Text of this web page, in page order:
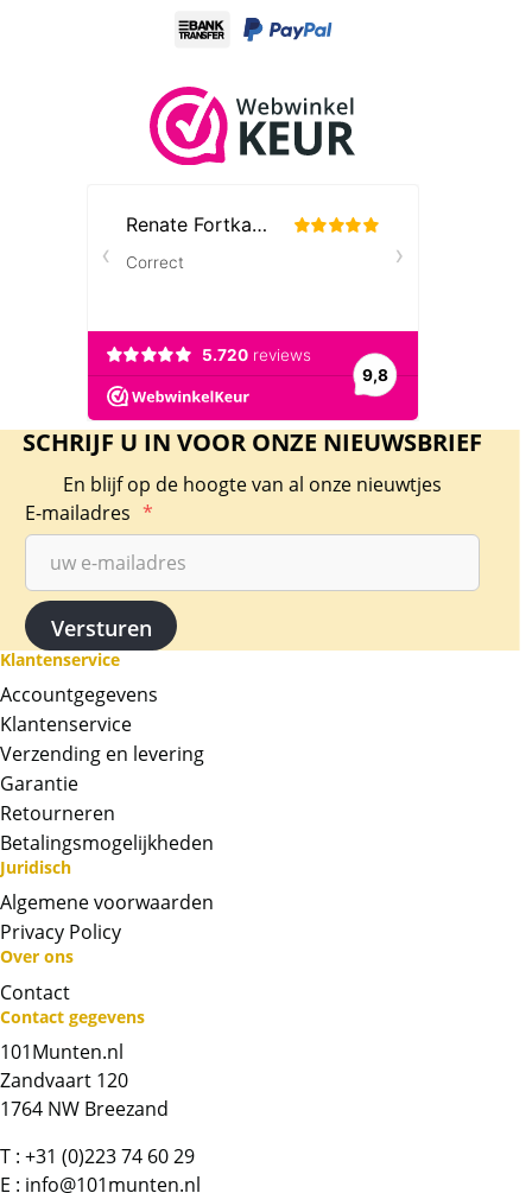
De Isle of Man 1 oz 2018 munten is een zeer
bijzondere munt in ons assortiment. Op de
gebruikt om de flammen van de draad te
blokkeren, en in de andere hand een speer
om de draak te doden.
De munten wegen 1 troy ounce = 31,1034768
gram en bevatten 999/1000 zilver.
Levering
De munten zijn geseald in capsule en worden
in een plastic gripzakje geleverd.
Kwaliteit
De munten worden uit voorraad geleverd, en
komen daarmee niet rechtstreeks van de
producent af. De munten kunnen soms
krassen, aanslag en/of melkvlekken bevatten.
Dit product wordt onder de margeregel
verhandeld. Dit houdt in dat wij btw afdragen
over de marge die wij behalen op dit product.
De btw mag hierdoor door ons niet op de
factuur vermeld worden. De prijs op de
website is inclusief btw.
Chat met ons
Whatsapp ons!
SCHRIJF U IN VOOR ONZE NIEUWSBRIEF
En blijf op de hoogte van al onze nieuwtjes
E-mailadres *
Klantenservice
Accountgegevens
Klantenservice
Verzending en levering
Garantie
Retourneren
Betalingsmogelijkheden
Juridisch
Algemene voorwaarden
Privacy Policy
Over ons
Contact
Contact gegevens
101Munten.nl
Zandvaart 120
1764 NW Breezand
T : +31 (0)223 74 60 29
E : info@101munten.nl